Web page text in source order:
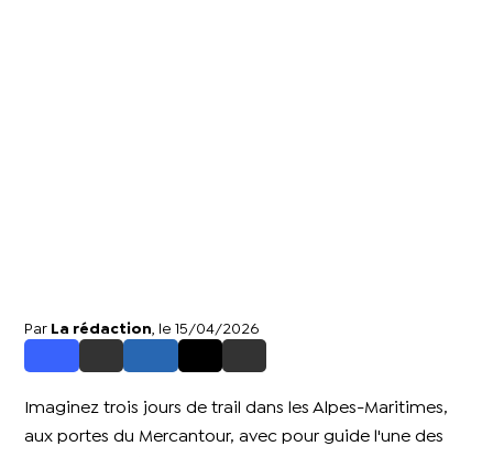
Par La rédaction , le 15/04/2026
Imaginez trois jours de trail dans les Alpes-Maritimes,
aux portes du Mercantour, avec pour guide l'une des